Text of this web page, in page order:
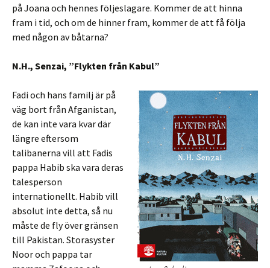
på Joana och hennes följeslagare. Kommer de att hinna
fram i tid, och om de hinner fram, kommer de att få följa
med någon av båtarna?
N.H., Senzai, ”Flykten från Kabul”
Fadi och hans familj är på
väg bort från Afganistan,
de kan inte vara kvar där
längre eftersom
talibanerna vill att Fadis
pappa Habib ska vara deras
talesperson
internationellt. Habib vill
absolut inte detta, så nu
måste de fly över gränsen
till Pakistan. Storasyster
Noor och pappa tar